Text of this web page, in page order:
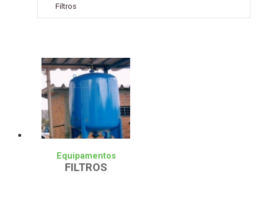
Resina
Carvão
Filtros
Equipamentos
FILTROS